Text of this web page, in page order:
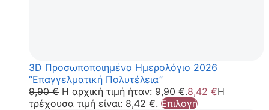
3D Προσωποποιημένο Ημερολόγιο 2026
“Επαγγελματική Πολυτέλεια”
9,90€ Η αρχική τιμή ήταν: 9,90 €.8,42 €Η
τρέχουσα τιμή είναι: 8,42 €. Επιλογή